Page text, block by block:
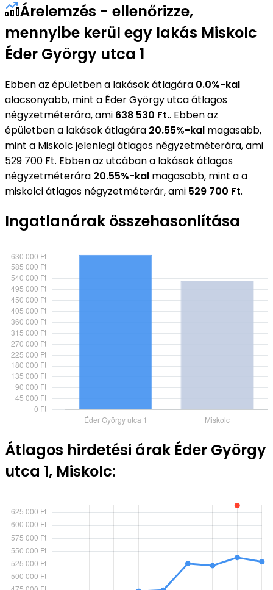
Árelemzés - ellenőrizze,
mennyibe kerül egy lakás Miskolc
Éder György utca 1
Ebben az épületben a lakások átlagára 0.0%-kal
alacsonyabb, mint a Éder György utca átlagos
négyzetméterára, ami 638 530 Ft.. Ebben az
épületben a lakások átlagára 20.55%-kal magasabb,
mint a Miskolc jelenlegi átlagos négyzetméterára, ami
529 700 Ft. Ebben az utcában a lakások átlagos
négyzetméterára 20.55%-kal magasabb, mint a a
miskolci átlagos négyzetméterár, ami 529 700 Ft.
Ingatlanárak összehasonlítása
Átlagos hirdetési árak Éder György
utca 1, Miskolc: